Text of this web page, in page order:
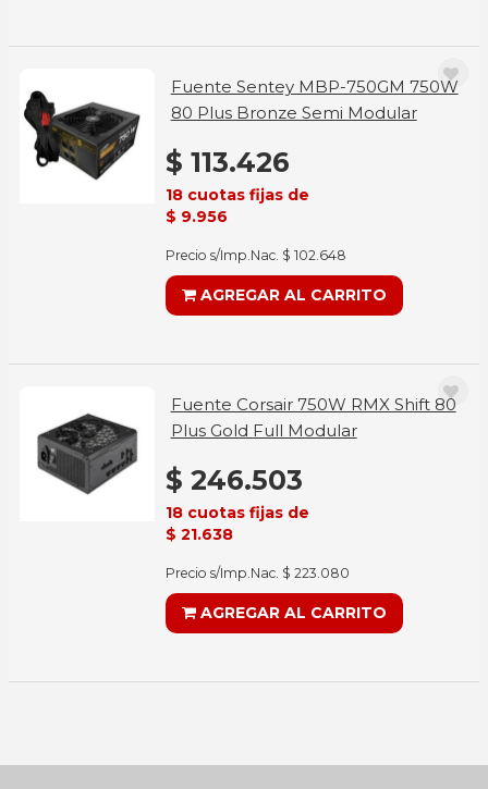
Fuente Sentey MBP-750GM 750W
80 Plus Bronze Semi Modular
$ 113.426
18 cuotas fijas de
$ 9.956
Precio s/Imp.Nac. $ 102.648
AGREGAR AL CARRITO
Fuente Corsair 750W RMX Shift 80
Plus Gold Full Modular
$ 246.503
18 cuotas fijas de
$ 21.638
Precio s/Imp.Nac. $ 223.080
AGREGAR AL CARRITO